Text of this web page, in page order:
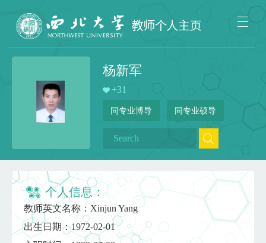
杨新军
+31
同专业博导 同专业硕导
个人信息：
教师英文名称：Xinjun Yang
出生日期：1972-02-01